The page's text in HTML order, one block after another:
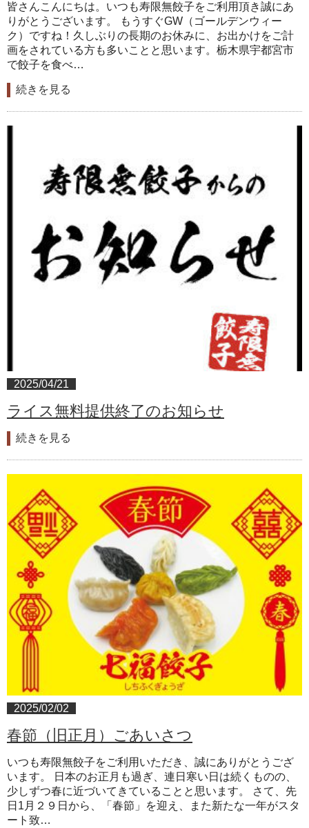
皆さんこんにちは。いつも寿限無餃子をご利用頂き誠にあ
りがとうございます。 もうすぐGW（ゴールデンウィー
ク）ですね！久しぶりの長期のお休みに、お出かけをご計
画をされている方も多いことと思います。栃木県宇都宮市
で餃子を食べ…
続きを見る
2025/04/21
ライス無料提供終了のお知らせ
続きを見る
2025/02/02
春節（旧正月）ごあいさつ
いつも寿限無餃子をご利用いただき、誠にありがとうござ
います。 日本のお正月も過ぎ、連日寒い日は続くものの、
少しずつ春に近づいてきていることと思います。 さて、先
日1月２９日から、「春節」を迎え、また新たな一年がスタ
ート致…